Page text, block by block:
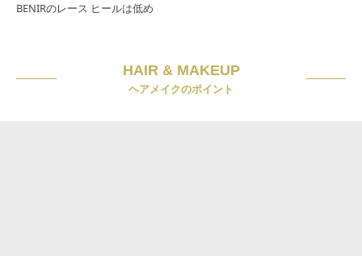
BENIRのレース ヒールは低め
HAIR & MAKEUP
ヘアメイクのポイント